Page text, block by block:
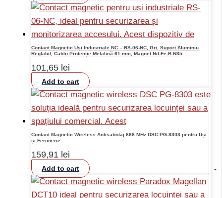
-
Contact Magnetic Uși Industriale NC – RS-06-NC, Gri, Suport Aluminiu
Reglabil, Cablu Protecție Metalică 61 mm, Magnet Nd-Fe-B N35
101,65 lei
Add to cart
Contact Magnetic Wireless Antisabotaj 868 MHz DSC PG-8303 pentru Uși
și Feronerie
159,91 lei
Add to cart